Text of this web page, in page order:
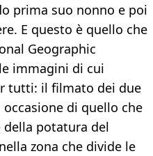
prima suo nonno e poi
E questo è quello che
Geographic
immagini di cui
tutti: il filmato dei due
di quello che
potatura del
zona che divide le